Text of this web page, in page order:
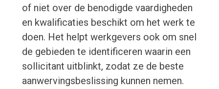
of niet over de benodigde vaardigheden
en kwalificaties beschikt om het werk te
doen. Het helpt werkgevers ook om snel
de gebieden te identificeren waarin een
sollicitant uitblinkt, zodat ze de beste
aanwervingsbeslissing kunnen nemen.